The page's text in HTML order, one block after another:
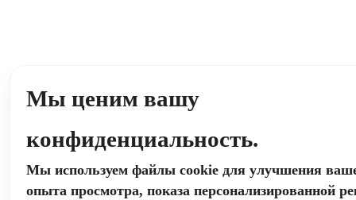
Мы ценим вашу
конфиденциальность.
Мы используем файлы cookie для улучшения
опыта просмотра, показа персонализированной